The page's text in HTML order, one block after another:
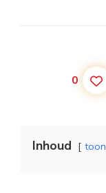
0
Inhoud toon